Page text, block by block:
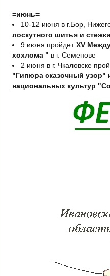
=июнь=
10-12 июня в г.Бор,
лоскутного шитья и
9 июня пройдетXV
хохлома " в г. Семенове
2 июня в г. Чкаловске
"Гипюра сказочный узор"
национальных культур